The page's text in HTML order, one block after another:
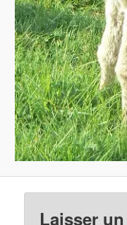
Laisser